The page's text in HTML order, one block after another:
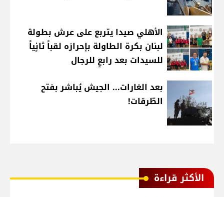
الأهلي صيدا يتربع على عرش بطولة
لبنان بكرة الطاولة بإحرازه لقباً ثانٍياً
للسيدات بعد رابعٍ للرجال
بعد الغارات... الجيش يُباشر بفتح
الطّرقات!
الأكثر قراءة